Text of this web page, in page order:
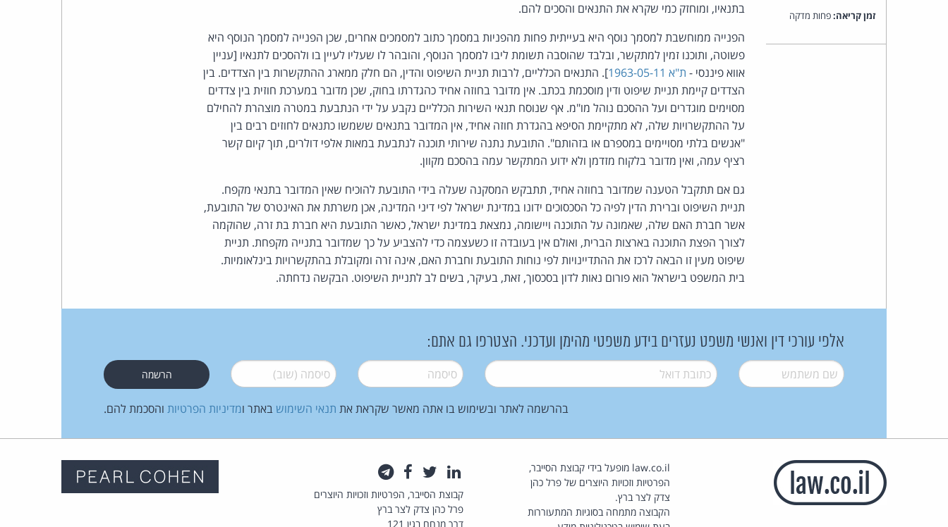
זמן קריאה:פחות מדקה
בתנאיו, ומוחזק כמי שקרא את התנאים והסכים להם.
הפנייה ממוחשבת למסמך נוסף היא בעייתית פחות מהפניות במסמך כתוב למסמכים אחרים, שכן הפנייה למסמך הנוסף היא
פשוטה, ותוכנו זמין למתקשר, ובלבד שהוסבה תשומת ליבו למסמך הנוסף, והובהר לו שעליו לעיין בו ולהסכים לתנאיו [עניין
אווא פיננסי - ת"א 1963-05-11
]. התנאים הכלליים, לרבות תניית השיפוט והדין, הם חלק ממארג ההתקשרות בין הצדדים. בין
הצדדים קיימת תניית שיפוט ודין מוסכמת בכתב. אין מדובר בחוזה אחיד כהגדרתו בחוק, שכן מדובר במערכת חוזית בין צדדים
מסוימים מוגדרים ועל ההסכם נוהל מו"מ. אף שנוסח תנאי השירות הכלליים נקבע על ידי הנתבעת במטרה מוצהרת להחילם
על ההתקשרויות שלה, לא מתקיימת הסיפא בהגדרת חוזה אחיד, אין המדובר בתנאים ששמשו כתנאים לחוזים רבים בין
"אנשים בלתי מסויימים במספרם או בזהותם". התובעת נתנה שירותי תוכנה לנתבעת במאות אלפי דולרים, תוך קיום קשר
רציף עמה, ואין מדובר בלקוח מזדמן ולא ידוע המתקשר עמה בהסכם מקוון.
גם אם תתקבל הטענה שמדובר בחוזה אחיד, תתבקש המסקנה שעלה בידי התובעת להוכיח שאין המדובר בתנאי מקפח.
תניית השיפוט וברירת הדין לפיה כל הסכסוכים ידונו במדינת ישראל לפי דיני המדינה, אכן משרתת את האינטרס של התובעת,
אשר חברת האם שלה, שאמונה על התוכנה ויישומה, נמצאת במדינת ישראל, כאשר התובעת היא חברת בת זרה, שהוקמה
לצורך הפצת התוכנה בארצות הברית, ואולם אין בעובדה זו כשעצמה כדי להצביע על כך שמדובר בתנייה מקפחת. תניית
שיפוט מעין זו הבאה לרכז את ההתדיינויות לפי נוחות התובעת וחברת האם, אינה זרה ומקובלת בהתקשרויות בינלאומיות.
בית המשפט בישראל הוא פורום נאות לדון בסכסוך, זאת, בעיקר, בשים לב לתניית השיפוט. הבקשה נדחתה.
אלפי עורכי דין ואנשי משפט נעזרים בידע משפטי מהימן ועדכני. הצטרפו גם אתם:
שם משתמש* דואל* סיסמה* סיסמה (שוב)*
בהרשמה לאתר ובשימוש בו אתה מאשר שקראת את תנאי השימוש באתר ומדיניות הפרטיות והסכמת להם.
law.co.il מופעל בידי קבוצת הסייבר,
הפרטיות וזכויות היוצרים של פרל כהן
צדק לצר ברץ.
הקבוצה מתמחה בסוגיות המתעוררות
לינקדאין
טוויטרפייסבוק
קבוצת הסייבר, הפרטיות וזכויות היוצרים
פרל כהן צדק לצר ברץ
דרך מנחם בגין 121